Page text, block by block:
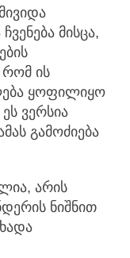
მისცა,
რომ ის
ყოფილიყო
ვერსია
გამოძიება
არის
ნიშნით